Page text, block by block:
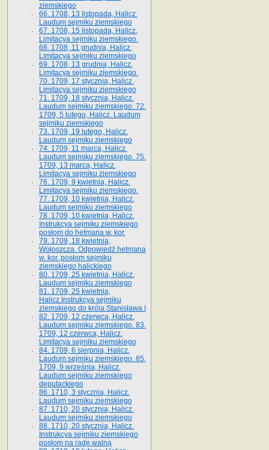
ziemskiego
66. 1708, 13 listopada, Halicz.
Laudum sejmiku ziemskiego
67. 1708, 15 listopada, Halicz.
Limitacya sejmiku ziemskiego.
68. 1708, 11 grudnia, Halicz.
Limitacya sejmiku ziemskiego
69. 1708, 13 grudnia, Halicz.
Limitacya sejmiku ziemskiego.
70. 1709, 17 stycznia, Halicz.
Limitacya sejmiku ziemskiego
71. 1709, 18 stycznia, Halicz.
Laudum sejmiku ziemskiego. 72.
1709, 5 lutego, Halicz. Laudum
sejmiku ziemskiego
73. 1709, 19 lutego, Halicz.
Laudum sejmiku ziemskiego
74. 1709, 11 marca, Halicz.
Laudum sejmiku ziemskiego. 75.
1709, 13 marca, Halicz.
Limitacya sejmiku ziemskiego
76. 1709, 9 kwietnia, Halicz.
Limitacya sejmiku ziemskiego.
77. 1709, 10 kwietnia, Halicz.
Laudum sejmiku ziemskiego
78. 1709, 10 kwietnia, Halicz.
Instrukcya sejmiku ziemskiego
posłom do hetmana w. kor.
79. 1709, 18 kwietnia,
Wołoszcza. Odpowiedź hetmana
w. kor. posłom sejmiku
ziemskiego halickiego
80. 1709, 25 kwietnia, Halicz.
Laudum sejmiku ziemskiego
81. 1709, 25 kwietnia,
Halicz.Instrukcya sejmiku
ziemskiego do króla Stanisława I
82. 1709, 12 czerwca, Halicz.
Laudum sejmiku ziemskiego. 83.
1709, 12 czerwca, Halicz.
Limitacya sejmiku ziemskiego
84. 1709, 6 sierpnia, Halicz.
Laudum sejmiku ziemskiego. 85.
1709, 9 września, Halicz.
Laudum sejmiku ziemskiego
deputackiego
86. 1710, 3 stycznia, Halicz.
Laudum sejmiku ziemskiego
87. 1710, 20 stycznia, Halicz.
Laudum sejmiku ziemskiego
88. 1710, 20 stycznia, Halicz.
Instrukcya sejmiku ziemskiego
posłom na radę walną